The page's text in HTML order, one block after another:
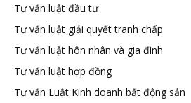
Tư vấn luật đầu tư
Tư vấn luật giải quyết tranh chấp
Tư vấn luật hôn nhân và gia đình
Tư vấn luật hợp đồng
Tư vấn Luật Kinh doanh bất động sản